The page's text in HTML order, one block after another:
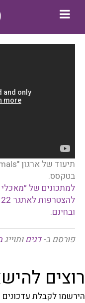
בטקסס.
למתכונים של
ובחינם.
פורסם ב-דגיםותוייג
רוצים
הירשמו לקבלת